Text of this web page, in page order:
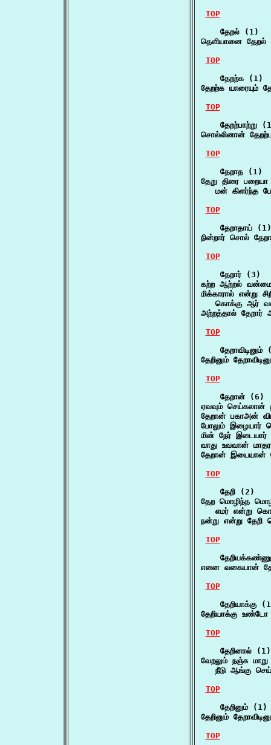
TOP
    தேறல் (1)
தெளியானை தேறல்
TOP
    தேறற்க (1)
தேறற்க யாரையும்
TOP
தேறற்பாற்று
சொல்லினான்
TOP
    தேறாத (1)
தேறு திரை
மன் கிளர்ந்த
TOP
    தேறாதாய் (1)
நின்றார் சொல்
TOP
    தேறார் (3)
கற்ற ஆற்றல்
மிக்காரால் என்று
கொக்கு ஆர்
அற்றத்தால் தேறார்
TOP
தேறாவிடினும்
தேறினும்
TOP
    தேறான் (6)
ஏவவும்
தேறான் பகாஅன்
போலும் இழையார்
மின் நேர்
வாது உவவான்
தேறான் இயையான்
TOP
    தேறி (2)
தேற மொழிந்த
எமர் என்று
நன்று என்று
TOP
எனை வகையான்
TOP
தேறியாக்கு
தேறியாக்கு
TOP
    தேறினால் (1)
வேறலும் நஞ்சு
நீடு ஆங்கு
TOP
    தேறினும் (1)
தேறினும்
TOP